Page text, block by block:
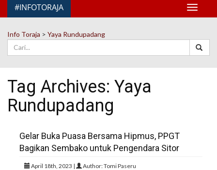
Toggle
#INFOTORAJA
Info Toraja > Yaya Rundupadang
Tag Archives: Yaya
Rundupadang
Gelar Buka Puasa Bersama Hipmus, PPGT
Bagikan Sembako untuk Pengendara Sitor
April 18th, 2023 | Author: Tomi Paseru